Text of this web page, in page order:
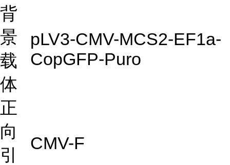
背
景
载
体
pLV3-CMV-MCS2-EF1a-
CopGFP-Puro
正
向
引
CMV-F